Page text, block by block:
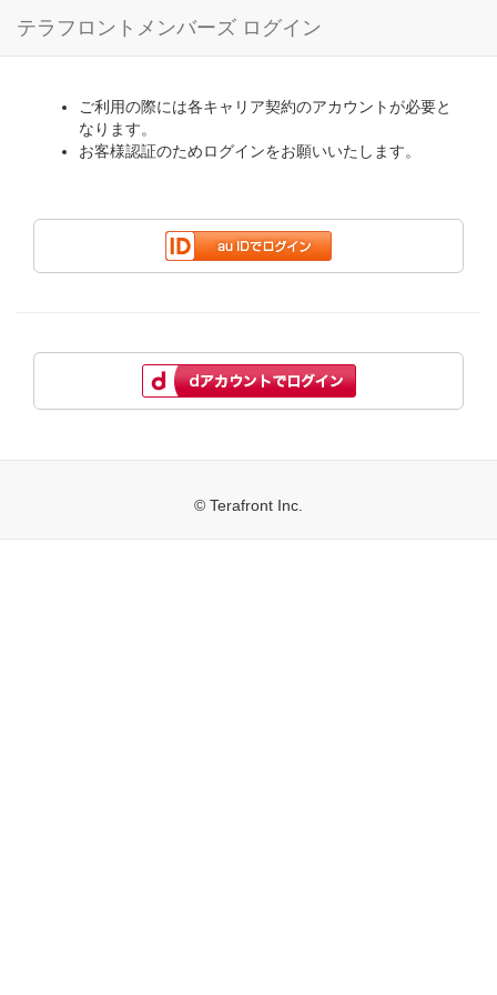
テラフロントメンバーズ ログイン
ご利用の際には各キャリア契約のアカウントが必要と
なります。
お客様認証のためログインをお願いいたします。
© Terafront Inc.